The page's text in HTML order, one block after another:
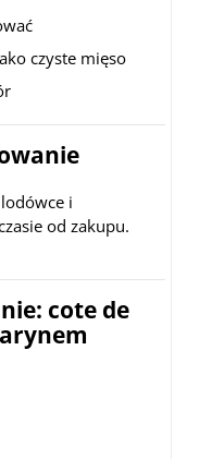
czyste mięso
i
od zakupu.
cote de